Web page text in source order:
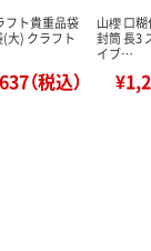
フト貴重品袋
大) クラフト
（税込）
山櫻 口
封筒 長3
イブ…